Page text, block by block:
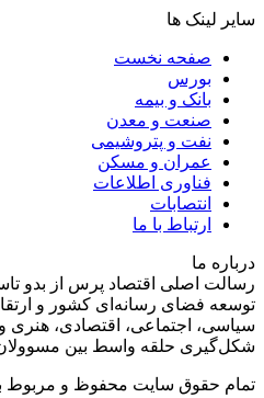
سایر لینک ها
صفحه نخست
بورس
بانک و بیمه
صنعت و معدن
نفت و پتروشیمی
عمران و مسکن
فناوری اطلاعات
انتصابات
ارتباط با ما
درباره ما
رسالت اصلی اقتصاد پرس از بدو
توسعه فضای رسانه‌ای کشور و
سیاسی، اجتماعی، اقتصادی، هنری
شکل‌گیری حلقه واسط بین
تمام حقوق سایت محفوظ و مربوط